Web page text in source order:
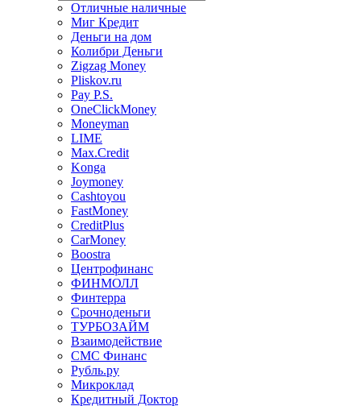
Отличные наличные
Миг Кредит
Деньги на дом
Колибри Деньги
Zigzag Money
Pliskov.ru
Pay P.S.
OneClickMoney
Moneyman
LIME
Max.Credit
Konga
Joymoney
Cashtoyou
FastMoney
CreditPlus
CarMoney
Boostra
Центрофинанс
ФИНМОЛЛ
Финтерра
Срочноденьги
ТУРБОЗАЙМ
Взаимодействие
СМС Финанс
Рубль.ру
Микроклад
Кредитный Доктор